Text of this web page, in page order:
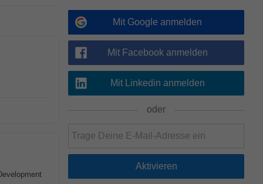
Mit Google anmelden
Mit Facebook anmelden
Mit Linkedin anmelden
oder